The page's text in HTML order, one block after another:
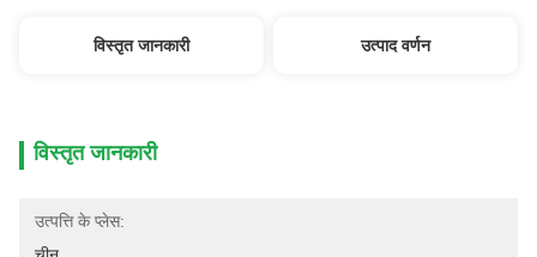
विस्तृत जानकारी उत्पाद वर्णन
विस्तृत जानकारी
उत्पत्ति के प्लेस: